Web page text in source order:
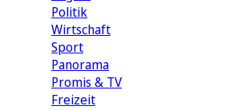
Politik
Wirtschaft
Sport
Panorama
Promis & TV
Freizeit